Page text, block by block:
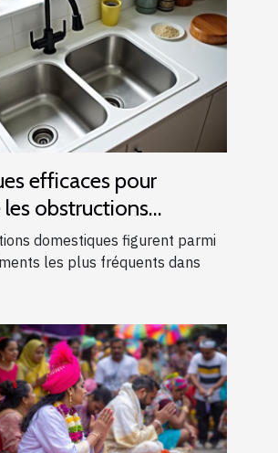
efficaces pour
les obstructions
courantes
domestiques figurent parmi
les plus fréquents dans